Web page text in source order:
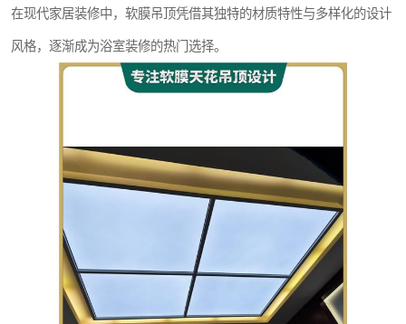
在现代家居装修中，软膜吊顶凭借其独特的材质特性与多样化的设计
风格，逐渐成为浴室装修的热门选择。